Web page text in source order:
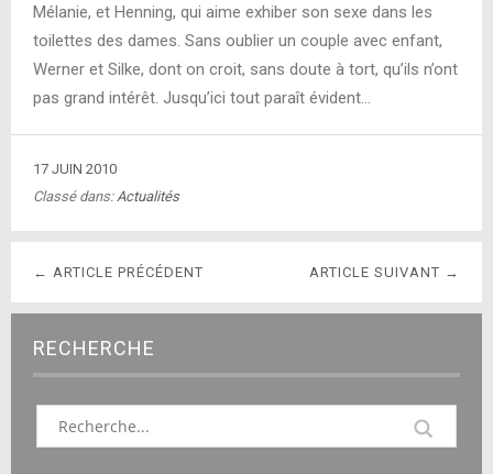
Mélanie, et Henning, qui aime exhiber son sexe dans les
toilettes des dames. Sans oublier un couple avec enfant,
Werner et Silke, dont on croit, sans doute à tort, qu’ils n’ont
pas grand intérêt. Jusqu’ici tout paraît évident…
17 JUIN 2010
Classé dans:Actualités
ARTICLE SUIVANT →
← ARTICLE PRÉCÉDENT
RECHERCHE